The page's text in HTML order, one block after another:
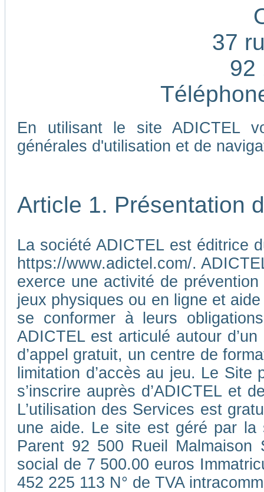
37
92
En utilisant le site ADICTEL
générales d'utilisation et de
Article 1. Présentation
La société ADICTEL est éditrice
https://www.adictel.com/.
exerce une activité de
jeux physiques ou en ligne et
se conformer à leurs
ADICTEL est articulé autour
d’appel gratuit, un centre de
limitation d’accès au jeu. Le
s’inscrire auprès d’ADICTEL et
L’utilisation des Services est
une aide. Le site est géré par la
Parent 92 500 Rueil Malmaison
social de 7 500.00 euros
452 225 113 N° de TVA